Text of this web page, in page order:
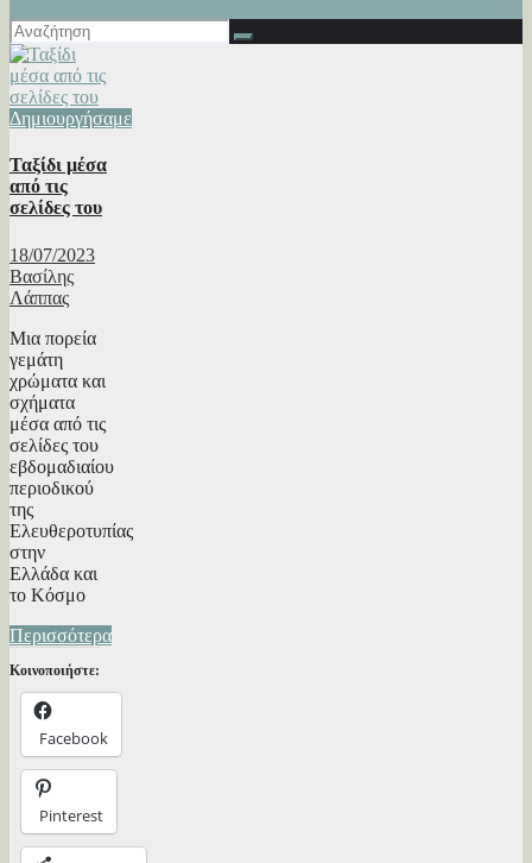
Δημιουργήσαμε
Ταξίδι μέσα
από τις
σελίδες του
18/07/2023
Βασίλης
Λάππας
Μια πορεία
γεμάτη
χρώματα και
σχήματα
μέσα από τις
σελίδες του
εβδομαδιαίου
περιοδικού
της
Ελευθεροτυπίας
στην
Ελλάδα και
το Κόσμο
Περισσότερα
Κοινοποιήστε:
Facebook
Pinterest